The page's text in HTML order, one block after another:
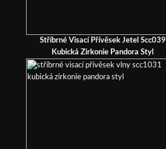
Stříbrné Visací Přívěsek Jetel Scc039
Kubická Zirkonie Pandora Styl